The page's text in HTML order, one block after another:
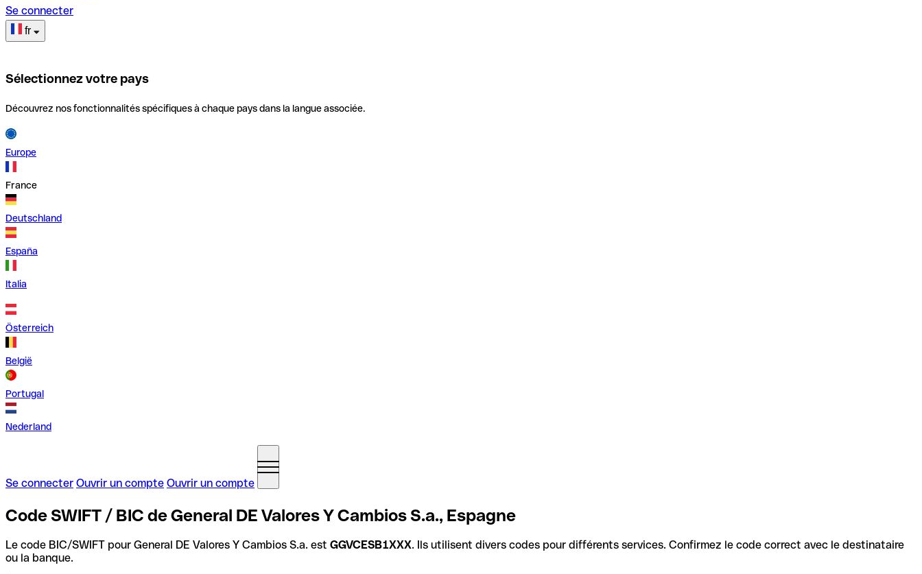
Se connecter
fr
Sélectionnez votre pays
Découvrez nos fonctionnalités spécifiques à chaque pays dans la langue associée.
Europe
France
Deutschland
España
Italia
Österreich
België
Portugal
Nederland
Se connecter Ouvrir un compte Ouvrir un compte
Code SWIFT / BIC de General DE Valores Y Cambios S.a., Espagne
Le code BIC/SWIFT pour General DE Valores Y Cambios S.a. est GGVCESB1XXX. Ils utilisent divers codes pour différents services. Confirmez le code correct avec le destinataire
ou la banque.